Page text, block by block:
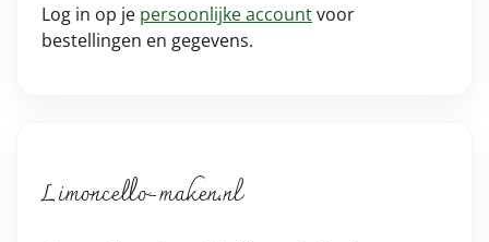
Log in op je persoonlijke accountvoor
bestellingen en gegevens.
Limoncello-maken.nl